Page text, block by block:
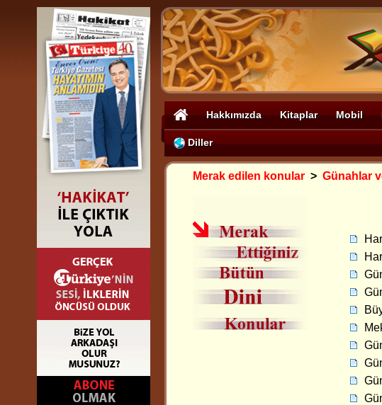
Hakkımızda Kitaplar Mobil
Diller
Merak edilen konular > Günahlar